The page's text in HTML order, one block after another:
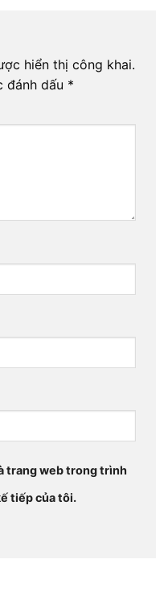
hiển thị công khai.
đánh dấu *
trang web trong trình
tiếp của tôi.